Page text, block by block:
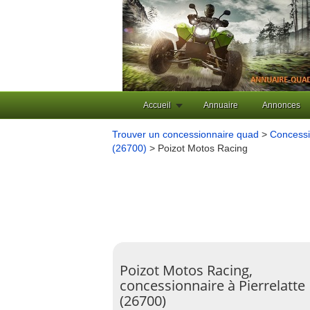
Accueil Annuaire Annonces
Trouver un concessionnaire quad >
(26700) > Poizot Motos Racing
Poizot Motos Racing,
concessionnaire à Pierrelatte
(26700)